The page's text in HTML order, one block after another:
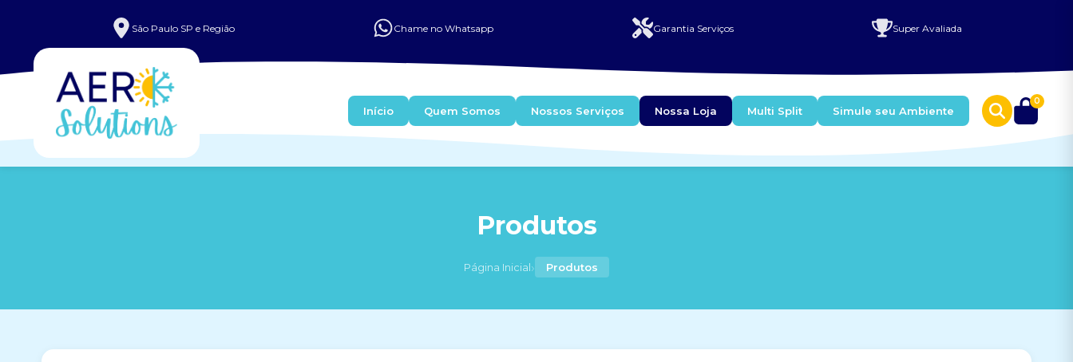
São Paulo SP e Região Chame no Whatsapp Garantia Serviços Super Avaliada
Início Quem Somos Nossos Serviços Nossa Loja Multi Split Simule seu Ambiente
0
Produtos
Página Inicial› Produtos